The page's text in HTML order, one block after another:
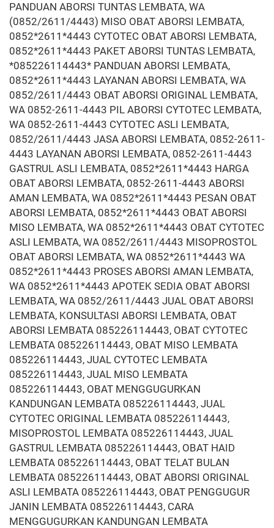
PANDUAN ABORSI TUNTAS LEMBATA, WA
(0852/2611/4443) MISO OBAT ABORSI LEMBATA,
0852*2611*4443 CYTOTEC OBAT ABORSI LEMBATA,
0852*2611*4443 PAKET ABORSI TUNTAS LEMBATA,
*085226114443* PANDUAN ABORSI LEMBATA,
0852*2611*4443 LAYANAN ABORSI LEMBATA, WA
0852/2611/4443 OBAT ABORSI ORIGINAL LEMBATA,
WA 0852-2611-4443 PIL ABORSI CYTOTEC LEMBATA,
WA 0852-2611-4443 CYTOTEC ASLI LEMBATA,
0852/2611/4443 JASA ABORSI LEMBATA, 0852-2611-
4443 LAYANAN ABORSI LEMBATA, 0852-2611-4443
GASTRUL ASLI LEMBATA, 0852*2611*4443 HARGA
OBAT ABORSI LEMBATA, 0852-2611-4443 ABORSI
AMAN LEMBATA, WA 0852*2611*4443 PESAN OBAT
ABORSI LEMBATA, 0852*2611*4443 OBAT ABORSI
MISO LEMBATA, WA 0852*2611*4443 OBAT CYTOTEC
ASLI LEMBATA, WA 0852/2611/4443 MISOPROSTOL
OBAT ABORSI LEMBATA, WA 0852*2611*4443 WA
0852*2611*4443 PROSES ABORSI AMAN LEMBATA,
WA 0852*2611*4443 APOTEK SEDIA OBAT ABORSI
LEMBATA, WA 0852/2611/4443 JUAL OBAT ABORSI
LEMBATA, KONSULTASI ABORSI LEMBATA, OBAT
ABORSI LEMBATA 085226114443, OBAT CYTOTEC
LEMBATA 085226114443, OBAT MISO LEMBATA
085226114443, JUAL CYTOTEC LEMBATA
085226114443, JUAL MISO LEMBATA
085226114443, OBAT MENGGUGURKAN
KANDUNGAN LEMBATA 085226114443, JUAL
CYTOTEC ORIGINAL LEMBATA 085226114443,
MISOPROSTOL LEMBATA 085226114443, JUAL
GASTRUL LEMBATA 085226114443, OBAT HAID
LEMBATA 085226114443, OBAT TELAT BULAN
LEMBATA 085226114443, OBAT ABORSI ORIGINAL
ASLI LEMBATA 085226114443, OBAT PENGGUGUR
JANIN LEMBATA 085226114443, CARA
MENGGUGURKAN KANDUNGAN LEMBATA